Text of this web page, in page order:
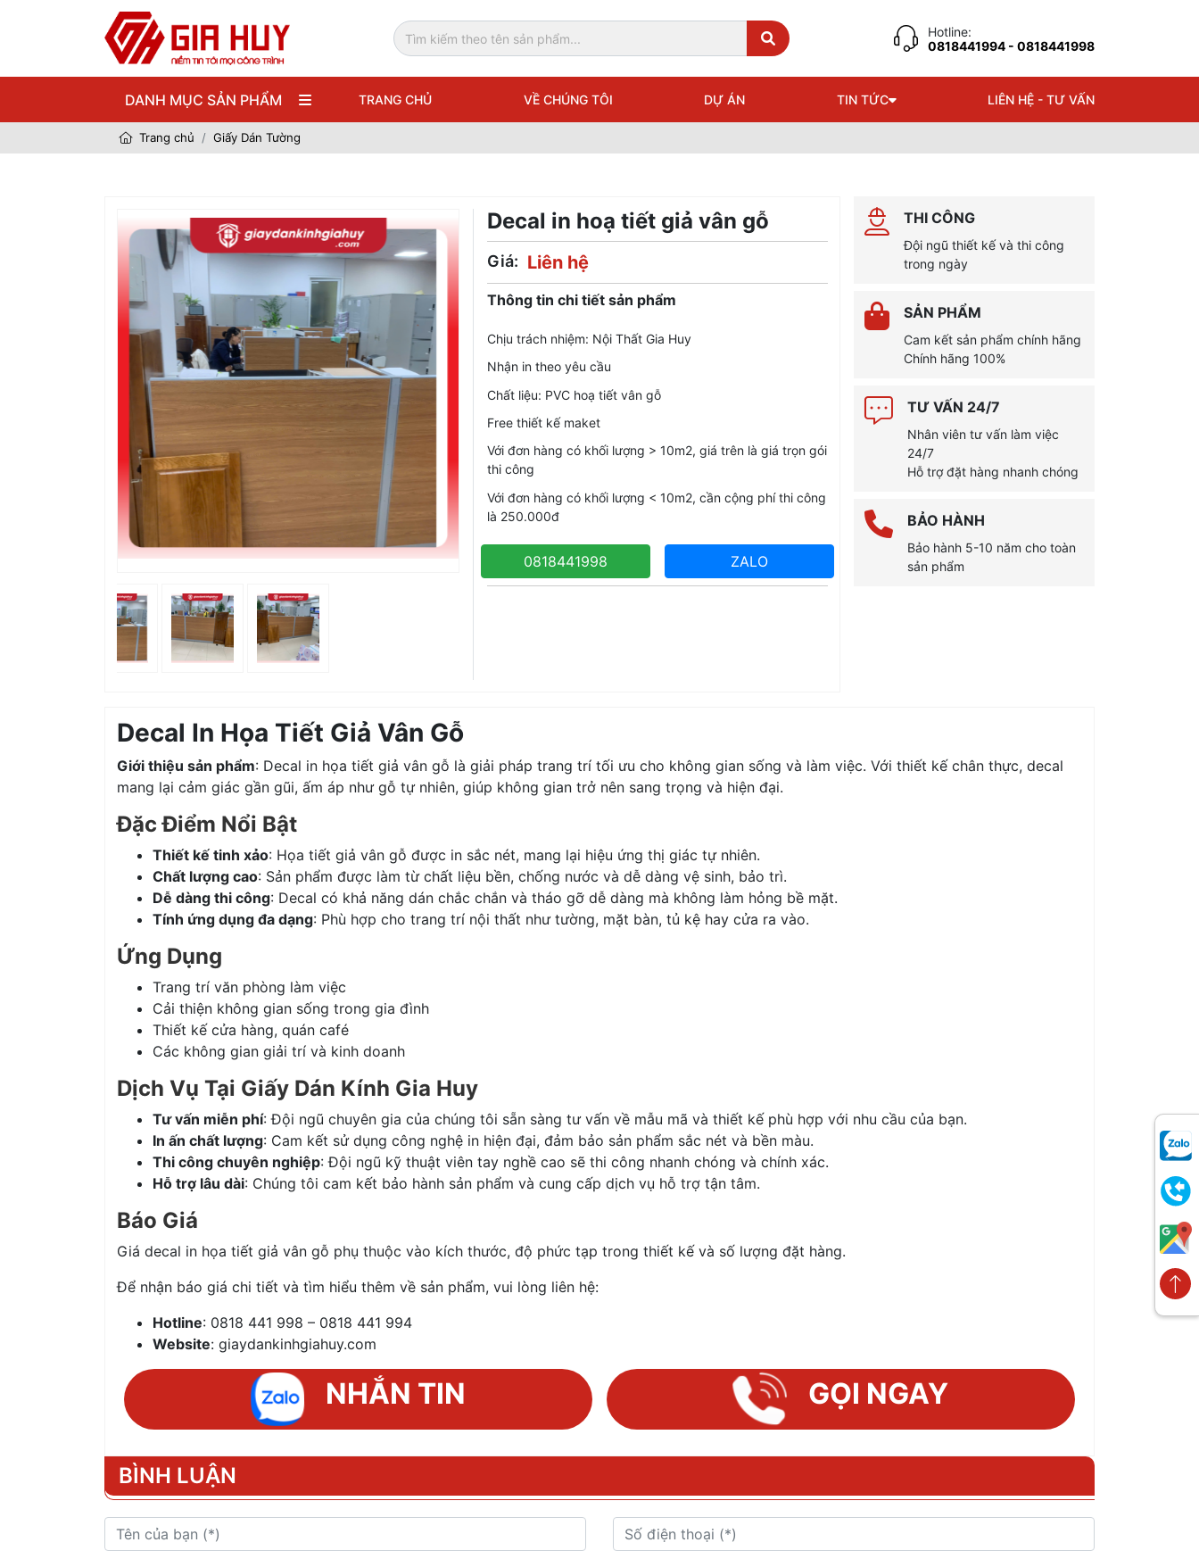
Hotline:
0818441994 - 0818441998
DANH MỤC SẢN PHẨM TRANG CHỦ VỀ CHÚNG TÔI DỰ ÁN TIN TỨC LIÊN HỆ - TƯ VẤN
Trang chủ Giấy Dán Tường
Decal in hoạ tiết giả vân gỗ
Giá: Liên hệ
Thông tin chi tiết sản phẩm
Chịu trách nhiệm: Nội Thất Gia Huy
Nhận in theo yêu cầu
Chất liệu: PVC hoạ tiết vân gỗ
Free thiết kế maket
Với đơn hàng có khối lượng > 10m2, giá trên là giá trọn gói
thi công
Với đơn hàng có khối lượng < 10m2, cần cộng phí thi công
là 250.000đ
0818441998 ZALO
THI CÔNG
Đội ngũ thiết kế và thi công
trong ngày
SẢN PHẨM
Cam kết sản phẩm chính hãng
Chính hãng 100%
TƯ VẤN 24/7
Nhân viên tư vấn làm việc
24/7
Hỗ trợ đặt hàng nhanh chóng
BẢO HÀNH
Bảo hành 5-10 năm cho toàn
sản phẩm
Decal In Họa Tiết Giả Vân Gỗ
Giới thiệu sản phẩm: Decal in họa tiết giả vân gỗ là giải pháp trang trí tối ưu cho không gian sống và làm việc. Với thiết kế chân thực, decal
mang lại cảm giác gần gũi, ấm áp như gỗ tự nhiên, giúp không gian trở nên sang trọng và hiện đại.
Đặc Điểm Nổi Bật
Thiết kế tinh xảo: Họa tiết giả vân gỗ được in sắc nét, mang lại hiệu ứng thị giác tự nhiên.
Chất lượng cao: Sản phẩm được làm từ chất liệu bền, chống nước và dễ dàng vệ sinh, bảo trì.
Dễ dàng thi công: Decal có khả năng dán chắc chắn và tháo gỡ dễ dàng mà không làm hỏng bề mặt.
Tính ứng dụng đa dạng: Phù hợp cho trang trí nội thất như tường, mặt bàn, tủ kệ hay cửa ra vào.
Ứng Dụng
Trang trí văn phòng làm việc
Cải thiện không gian sống trong gia đình
Thiết kế cửa hàng, quán café
Các không gian giải trí và kinh doanh
Dịch Vụ Tại Giấy Dán Kính Gia Huy
Tư vấn miễn phí: Đội ngũ chuyên gia của chúng tôi sẵn sàng tư vấn về mẫu mã và thiết kế phù hợp với nhu cầu của bạn.
In ấn chất lượng: Cam kết sử dụng công nghệ in hiện đại, đảm bảo sản phẩm sắc nét và bền màu.
Thi công chuyên nghiệp: Đội ngũ kỹ thuật viên tay nghề cao sẽ thi công nhanh chóng và chính xác.
Hỗ trợ lâu dài: Chúng tôi cam kết bảo hành sản phẩm và cung cấp dịch vụ hỗ trợ tận tâm.
Báo Giá
Giá decal in họa tiết giả vân gỗ phụ thuộc vào kích thước, độ phức tạp trong thiết kế và số lượng đặt hàng.
Để nhận báo giá chi tiết và tìm hiểu thêm về sản phẩm, vui lòng liên hệ:
Hotline: 0818 441 998 – 0818 441 994
Website: giaydankinhgiahuy.com
NHẮN TIN GỌI NGAY
BÌNH LUẬN